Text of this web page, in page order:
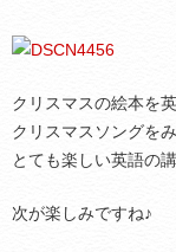
クリスマスの絵本を
クリスマスソングを
とても楽しい英語の
次が楽しみですね♪